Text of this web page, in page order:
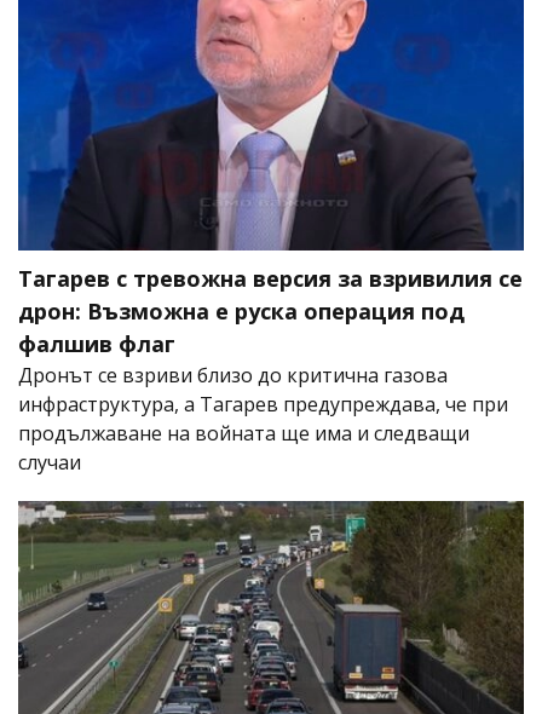
Тагарев с тревожна версия за взривилия се
дрон: Възможна е руска операция под
фалшив флаг
Дронът се взриви близо до критична газова
инфраструктура, а Тагарев предупреждава, че при
продължаване на войната ще има и следващи
случаи